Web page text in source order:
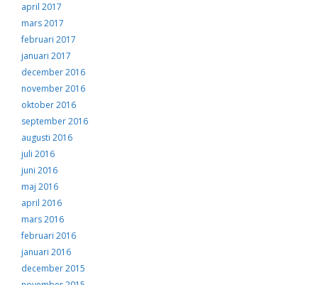
april 2017
mars 2017
februari 2017
januari 2017
december 2016
november 2016
oktober 2016
september 2016
augusti 2016
juli 2016
juni 2016
maj 2016
april 2016
mars 2016
februari 2016
januari 2016
december 2015